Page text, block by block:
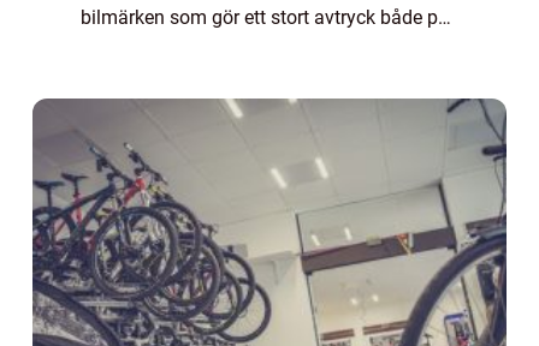
bilmärken som gör ett stort avtryck både på